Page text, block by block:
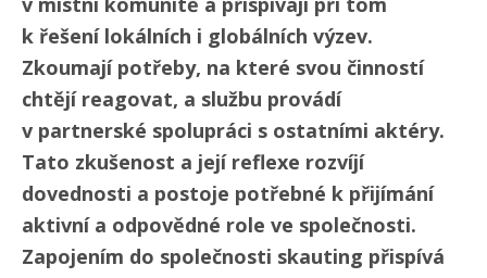
k řešení lokálních i globálních výzev.
Zkoumají potřeby, na které svou činností
chtějí reagovat, a službu provádí
v partnerské spolupráci s ostatními aktéry.
Tato zkušenost a její reflexe rozvíjí
dovednosti a postoje potřebné k přijímání
aktivní a odpovědné role ve společnosti.
Zapojením do společnosti skauting přispívá